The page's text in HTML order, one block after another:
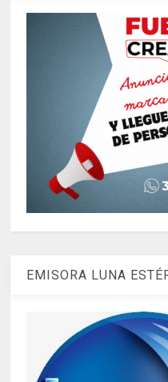
EMISORA LUNA